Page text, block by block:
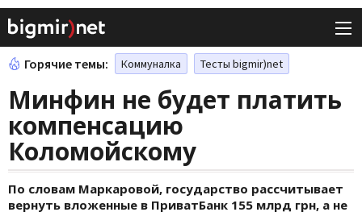
Горячие темы: Коммуналка Тесты bigmir)net
Минфин не будет платить
компенсацию
Коломойскому
По словам Маркаровой, государство рассчитывает
вернуть вложенные в ПриватБанк 155 млрд грн, а не